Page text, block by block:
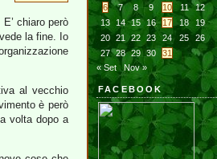
chiaro però
la fine. Io
al vecchio
è però
volta dopo a
6
7 8 9 10 11
12
13
14 15 16 17 18
19
20
21 22 23 24 25
26
27 28 29 30
31
« Set
Nov »
FACEBOOK